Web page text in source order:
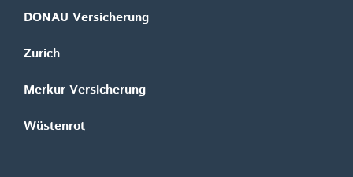
DONAU Versicherung
Zurich
Merkur Versicherung
Wüstenrot